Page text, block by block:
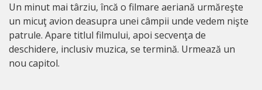
Un minut mai târziu, încă o filmare aeriană urmăreşte
un micuţ avion deasupra unei câmpii unde vedem nişte
patrule. Apare titlul filmului, apoi secvenţa de
deschidere, inclusiv muzica, se termină. Urmează un
nou capitol.